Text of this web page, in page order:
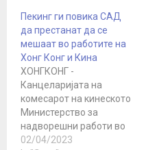
Пекинг ги повика САД
да престанат да се
мешаат во работите на
Хонг Конг и Кина
ХОНГКОНГ -
Канцеларијата на
комесарот на кинеското
Министерство за
надворешни работи во
специјалниот
02/04/2023